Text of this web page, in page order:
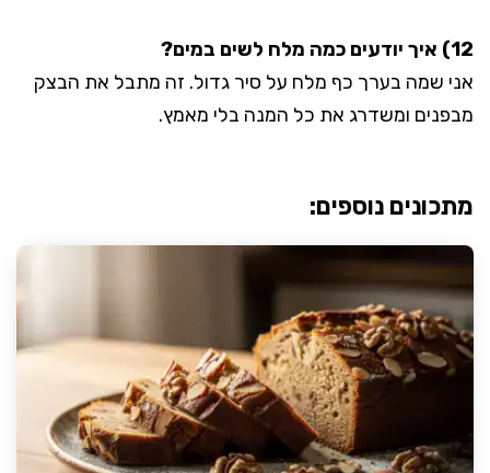
12) איך יודעים כמה מלח לשים במים?
אני שמה בערך כף מלח על סיר גדול. זה מתבל את הבצק
מבפנים ומשדרג את כל המנה בלי מאמץ.
מתכונים נוספים: